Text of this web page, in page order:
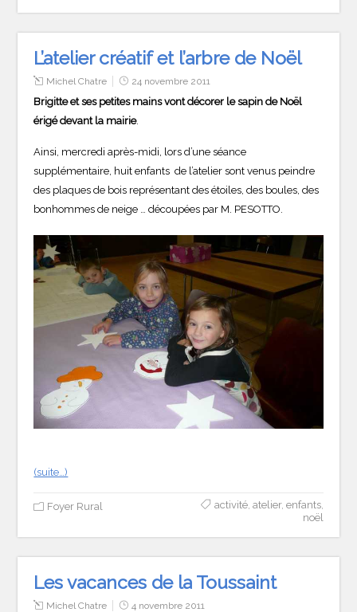
L’atelier créatif et l’arbre de Noël
Michel Chatre 24 novembre 2011
Brigitte et ses petites mains vont décorer le sapin de Noël
érigé devant la mairie.
Ainsi, mercredi après-midi, lors d’une séance
supplémentaire, huit enfants de l’atelier sont venus peindre
des plaques de bois représentant des étoiles, des boules, des
bonhommes de neige … découpées par M. PESOTTO.
(suite…)
Foyer Rural activité, atelier, enfants,
noël
Les vacances de la Toussaint
Michel Chatre 4 novembre 2011